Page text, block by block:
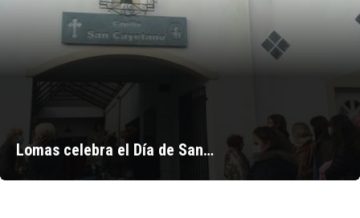
Lomas celebra el Día de San…